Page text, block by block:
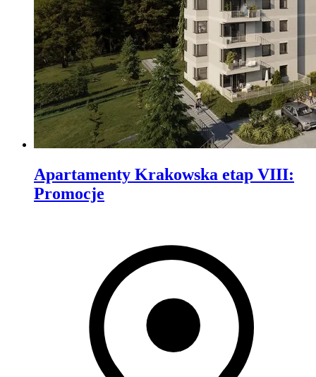
Apartamenty Krakowska etap VIII:
Promocje